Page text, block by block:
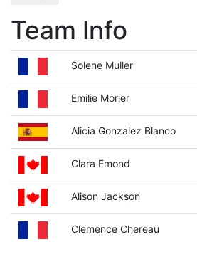
Team Info
Solene Muller
Emilie Morier
Alicia Gonzalez Blanco
Clara Emond
Alison Jackson
Clemence Chereau